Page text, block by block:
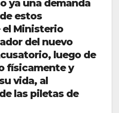
ya una demanda
estos
el Ministerio
del nuevo
luego de
físicamente y
vida, al
las piletas de